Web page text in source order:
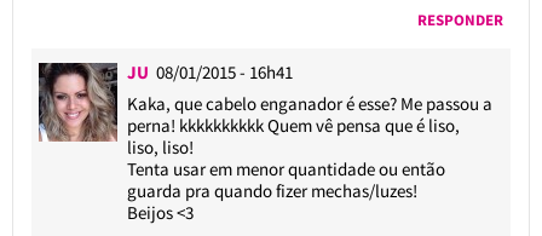
RESPONDER
JU 08/01/2015 - 16h41
Kaka, que cabelo enganador é esse? Me passou a
perna! kkkkkkkkkk Quem vê pensa que é liso,
liso, liso!
Tenta usar em menor quantidade ou então
guarda pra quando fizer mechas/luzes!
Beijos <3